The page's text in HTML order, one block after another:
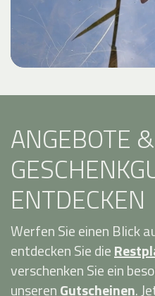
ANGEBOTE &
ENTDECKEN
Werfen Sie einen Blick
entdecken Sie die
verschenken Sie ein
unserenGutscheinen.